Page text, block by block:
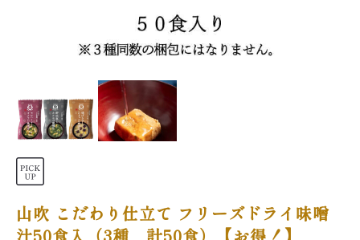
山吹 こだわり仕立て フリーズドライ味噌